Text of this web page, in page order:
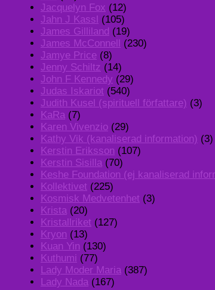
Jacquelyn Fox (12)
Jahn J Kassl (105)
James Gilliland (19)
James McConnell (230)
Jamye Price (8)
Jenny Schiltz (14)
John F Kennedy (29)
Judas Iskariot (540)
Judith Kusel (spirituell författare) (3)
KaRa (7)
Karen Vivenzio (29)
Kathy Vik (kanaliserad information) (3)
Kerstin Eriksson (107)
Kerstin Sisilla (70)
Keshe Foundation (ej kanaliserad
Kollektivet (225)
Kosmisk Medvetenhet (3)
Krista (20)
Kristallriket (127)
Kryon (13)
Kuan Yin (130)
Kuthumi (77)
Lady Moder Maria (387)
Lady Nada (167)